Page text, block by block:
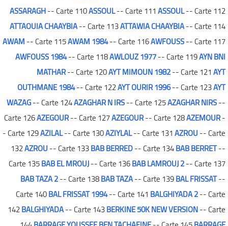
ASSARAGH-- Carte 110ASSOUL-- Carte 111ASSOUL-- Carte 112
ATTAOUIA CHAAYBIA-- Carte 113ATTAWIA CHAAYBIA-- Carte 114
AWAM-- Carte 115AWAM 1984-- Carte 116AWFOUSS-- Carte 117
AWFOUSS 1984-- Carte 118AWLOUZ 1977-- Carte 119AYN BNI
MATHAR-- Carte 120AYT MIMOUN 1982-- Carte 121AYT
OUTHMANE 1984-- Carte 122AYT OURIR 1996-- Carte 123AYT
WAZAG-- Carte 124AZAGHAR N IRS-- Carte 125AZAGHAR NIRS--
Carte 126AZEGOUR-- Carte 127AZEGOUR-- Carte 128AZEMOUR-
- Carte 129AZILAL-- Carte 130AZIYLAL-- Carte 131AZROU-- Carte
132AZROU-- Carte 133BAB BERRED-- Carte 134BAB BERRET--
Carte 135BAB EL MROUJ-- Carte 136BAB LAMROUJ 2-- Carte 137
BAB TAZA 2-- Carte 138BAB TAZA-- Carte 139BAL FRISSAT--
Carte 140BAL FRISSAT 1994-- Carte 141 BALGHIYADA 2-- Carte
142BALGHIYADA-- Carte 143BERKINE 50K NEW VERSION-- Carte